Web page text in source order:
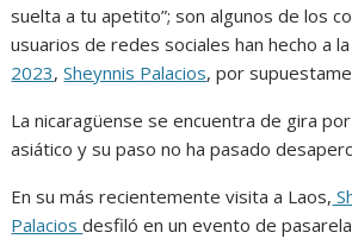
suelta a tu apetito”; son algunos de los
usuarios de redes sociales han hecho a la
2023,Sheynnis Palacios, por
La nicaragüense se encuentra de gira
asiático y su paso no ha pasado
En su más recientemente visita a Laos,
Palaciosdesfiló en un evento de